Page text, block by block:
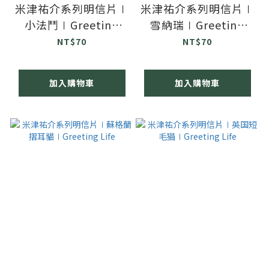
米津祐介系列明信片∣
小法鬥∣Greeting
Life
NT$70
加入購物車
米津祐介系列明信片∣
雪納瑞∣Greeting
Life
NT$70
加入購物車